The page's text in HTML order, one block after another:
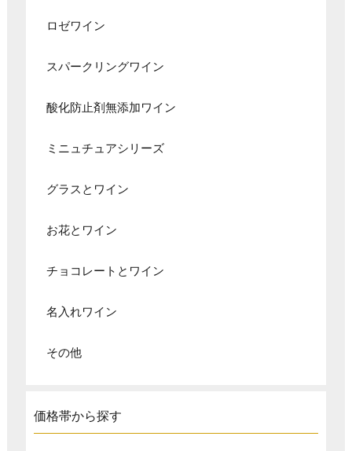
ロゼワイン
スパークリングワイン
酸化防止剤無添加ワイン
ミニュチュアシリーズ
グラスとワイン
お花とワイン
チョコレートとワイン
名入れワイン
その他
価格帯から探す